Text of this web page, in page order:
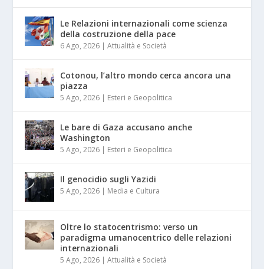
Le Relazioni internazionali come scienza
della costruzione della pace
6 Ago, 2026 |Attualità e Società
Cotonou, l’altro mondo cerca ancora una
piazza
5 Ago, 2026 | Esteri e Geopolitica
Le bare di Gaza accusano anche
Washington
5 Ago, 2026 | Esteri e Geopolitica
Il genocidio sugli Yazidi
5 Ago, 2026 | Media e Cultura
Oltre lo statocentrismo: verso un
paradigma umanocentrico delle relazioni
internazionali
5 Ago, 2026 |Attualità e Società